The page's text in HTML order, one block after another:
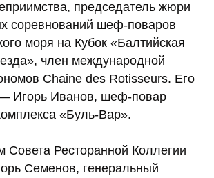
председатель жюри
соревнований шеф-поваров
моря на Кубок «Балтийская
член международной
Chaine des Rotisseurs. Его
Игорь Иванов, шеф-повар
«Буль-Вар».
Совета Ресторанной Коллегии
Семенов, генеральный